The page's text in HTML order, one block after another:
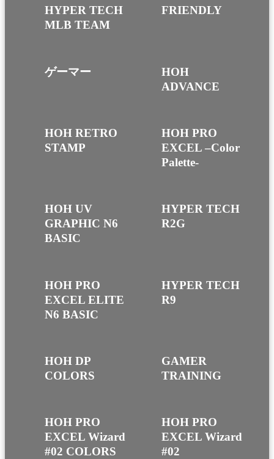
HYPER TECH
MLB TEAM
FRIENDLY
ゲーマー
HOH
ADVANCE
HOH RETRO
STAMP
HOH PRO
EXCEL –Color
Palette-
HOH UV
GRAPHIC N6
BASIC
HYPER TECH
R2G
HOH PRO
EXCEL ELITE
N6 BASIC
HYPER TECH
R9
HOH DP
COLORS
GAMER
TRAINING
HOH PRO
EXCEL Wizard
#02 COLORS
HOH PRO
EXCEL Wizard
#02